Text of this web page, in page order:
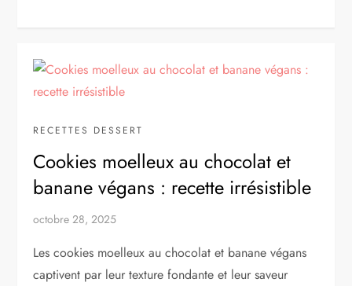
RECETTES DESSERT
Cookies moelleux au chocolat et
banane végans : recette irrésistible
octobre 28, 2025
Les cookies moelleux au chocolat et banane végans
captivent par leur texture fondante et leur saveur